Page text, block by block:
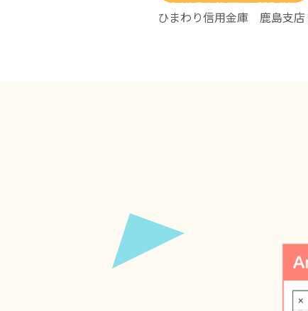
ひまわり信用金庫 鹿島支店